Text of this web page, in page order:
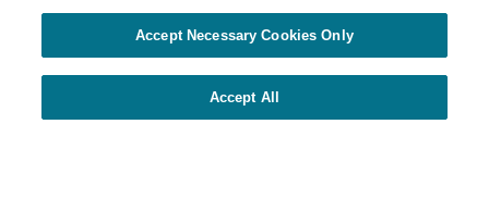
Accept Necessary Cookies Only
Accept All